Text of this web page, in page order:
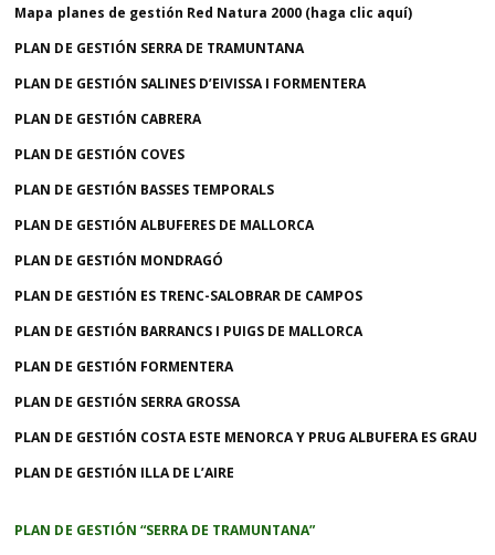
Mapa planes de gestión Red Natura 2000 (haga clic aquí)
PLAN DE GESTIÓN SERRA DE TRAMUNTANA
PLAN DE GESTIÓN SALINES D’EIVISSA I FORMENTERA
PLAN DE GESTIÓN CABRERA
PLAN DE GESTIÓN COVES
PLAN DE GESTIÓN BASSES TEMPORALS
PLAN DE GESTIÓN ALBUFERES DE MALLORCA
PLAN DE GESTIÓN MONDRAGÓ
PLAN DE GESTIÓN ES TRENC-SALOBRAR DE CAMPOS
PLAN DE GESTIÓN BARRANCS I PUIGS DE MALLORCA
PLAN DE GESTIÓN FORMENTERA
PLAN DE GESTIÓN SERRA GROSSA
PLAN DE GESTIÓN COSTA ESTE MENORCA Y PRUG ALBUFERA ES GRAU
PLAN DE GESTIÓN ILLA DE L’AIRE
PLAN DE GESTIÓN “SERRA DE TRAMUNTANA”